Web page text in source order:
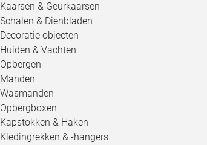
Kaarsen & Geurkaarsen
Schalen & Dienbladen
Decoratie objecten
Huiden & Vachten
Opbergen
Manden
Wasmanden
Opbergboxen
Kapstokken & Haken
Kledingrekken & -hangers